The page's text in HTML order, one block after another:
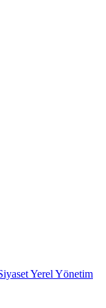
Yerel Yönetim